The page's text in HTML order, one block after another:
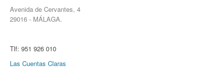
Avenida de Cervantes, 4
29016 - MÁLAGA.
Tlf: 951 926 010
Las Cuentas Claras